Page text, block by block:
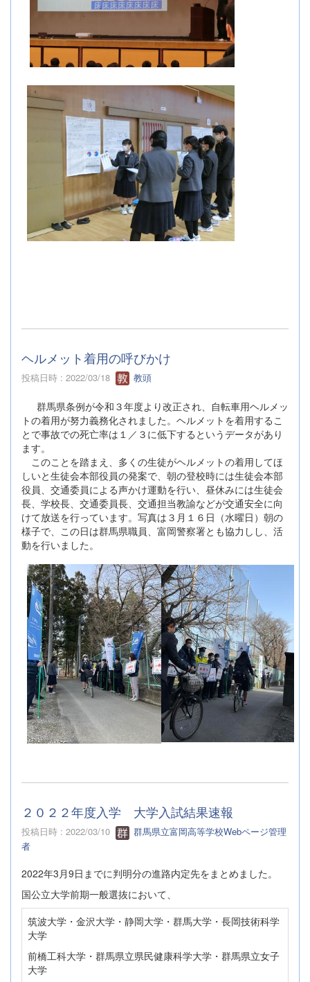
ヘルメット着用の呼びかけ
投稿日時 : 2022/03/18 教頭
群馬県条例が令和３年度より改正され、自転車用ヘルメッ
トの着用が努力義務化されました。ヘルメットを着用するこ
とで事故での死亡率は１／３に低下するというデータがあり
ます。
このことを踏まえ、多くの生徒がヘルメットの着用してほ
しいと生徒会本部役員の発案で、朝の登校時には生徒会本部
役員、交通委員による声かけ運動を行い、昼休みには生徒会
長、学校長、交通委員長、交通担当教諭などが交通安全に向
けて放送を行っています。写真は３月１６日（水曜日）朝の
様子で、この日は群馬県職員、富岡警察署とも協力しし、活
動を行いました。
２０２２年度入学 大学入試結果速報
投稿日時 : 2022/03/10
群馬県立富岡高等学校Webページ管理
者
2022年3月9日までに判明分の進路内定先をまとめました。
国公立大学前期一般選抜において、
筑波大学・金沢大学・静岡大学・群馬大学・長岡技術科学
大学
前橋工科大学・群馬県立県民健康科学大学・群馬県立女子
大学